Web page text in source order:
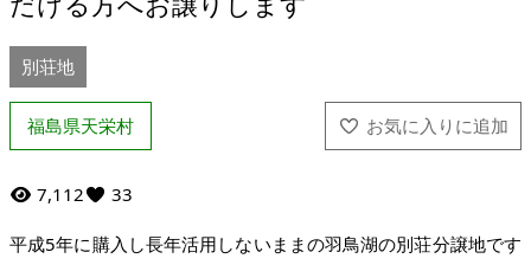
別荘地
福島県天栄村
7,112 33
平成5年に購入し長年活用しないままの羽鳥湖の別荘分譲地です